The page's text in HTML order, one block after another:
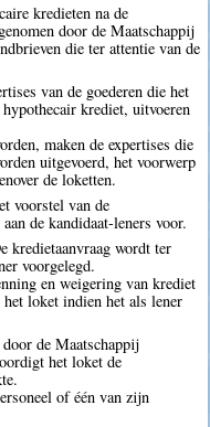
kredieten na de
door de Maatschappij
die ter attentie van de
van de goederen die het
krediet, uitvoeren
maken de expertises die
uitgevoerd, het voorwerp
de loketten.
voorstel van de
de kandidaat-leners voor.
kredietaanvraag wordt ter
voorgelegd.
en weigering van krediet
loket indien het als lener
de Maatschappij
het loket de
of één van zijn